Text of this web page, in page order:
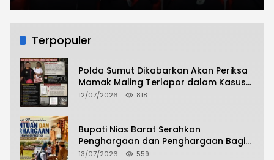
Terpopuler
Polda Sumut Dikabarkan Akan Periksa
Mamak Maling Terlapor dalam Kasus
Dugaan Penipuan Bermodus Surat
12/07/2026 818
Bupati Nias Barat Serahkan
Penghargaan dan Penghargaan Bagi
Siswa Berprestasi Pada Pembukaan TA
13/07/2026 559